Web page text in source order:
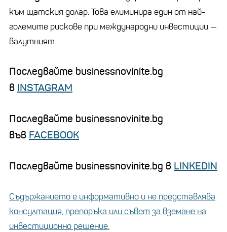
към щатския долар. Това елиминира един от най-
големите рискове при международни инвестиции —
валутният.
Последвайте businessnovinite.bg
в INSTAGRAM
Последвайте businessnovinite.bg
във FACEBOOK
Последвайте businessnovinite.bg в LINKEDIN
Съдържанието е информативно и не представлява
консултация, препоръка или съвет за вземане на
инвестиционно решение.